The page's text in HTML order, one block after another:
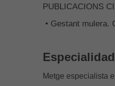
PUBLICACIONS
• Gestant mulera.
Metge especialista